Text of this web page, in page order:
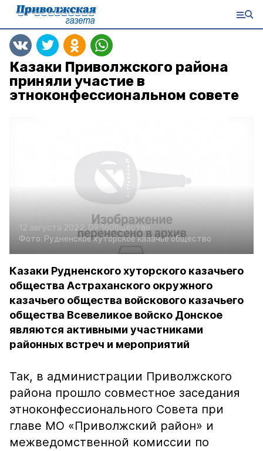
Казаки Приволжского района
приняли участие в
этноконфессиональном совете
12 августа 2022, 09:16Общество
Фото: Рудненское хуторское казачье общество
Казаки Рудненского хуторского казачьего
общества Астраханского окружного
казачьего общества войскового казачьего
общества Всевеликое войско Донское
являются активными участниками
районных встреч и мероприятий
Так, в администрации Приволжского
района прошло совместное заседания
этноконфессионального Совета при
главе МО «Приволжский район» и
межведомственной комиссии по